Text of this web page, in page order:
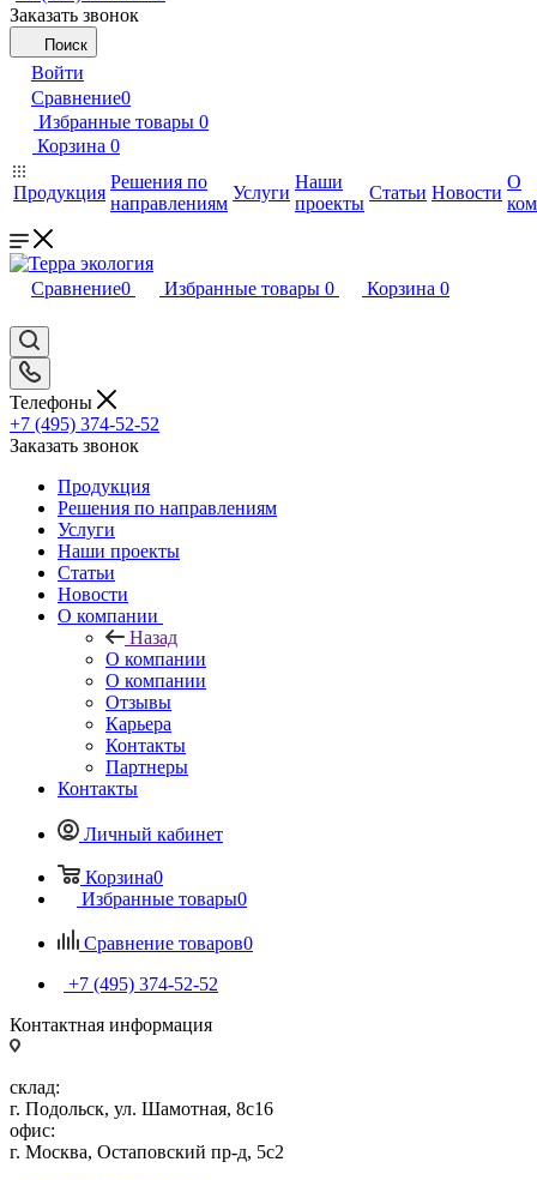
Заказать звонок
Поиск
Войти
Сравнение0
Избранные товары 0
Корзина 0
Продукция
Решения по
направлениям
Услуги
Наши
проекты
Статьи Новости
О
Сравнение0 Избранные товары 0 Корзина 0
Телефоны
+7 (495) 374-52-52
Заказать звонок
Продукция
Решения по направлениям
Услуги
Наши проекты
Статьи
Новости
О компании
Назад
О компании
О компании
Отзывы
Карьера
Контакты
Партнеры
Контакты
Личный кабинет
Корзина0
Избранные товары0
Сравнение товаров0
+7 (495) 374-52-52
Контактная информация
склад:
г. Подольск, ул. Шамотная, 8с16
офис:
г. Москва, Остаповский пр-д, 5с2